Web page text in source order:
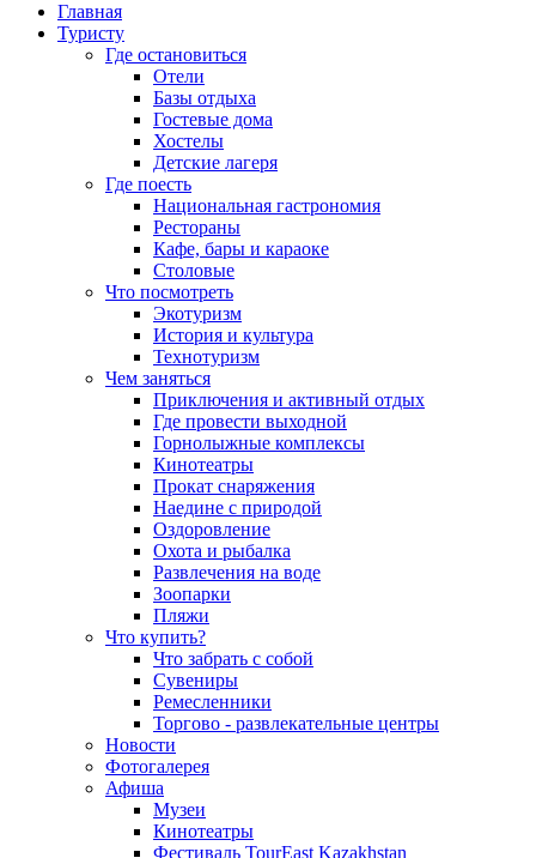
Главная
Туристу
Где остановиться
Отели
Базы отдыха
Гостевые дома
Хостелы
Детские лагеря
Где поесть
Национальная гастрономия
Рестораны
Кафе, бары и караоке
Столовые
Что посмотреть
Экотуризм
История и культура
Технотуризм
Чем заняться
Приключения и активный отдых
Где провести выходной
Горнолыжные комплексы
Кинотеатры
Прокат снаряжения
Наедине с природой
Оздоровление
Охота и рыбалка
Развлечения на воде
Зоопарки
Пляжи
Что купить?
Что забрать с собой
Сувениры
Ремесленники
Торгово - развлекательные центры
Новости
Фотогалерея
Афиша
Музеи
Кинотеатры
Фестиваль TourEast Kazakhstan